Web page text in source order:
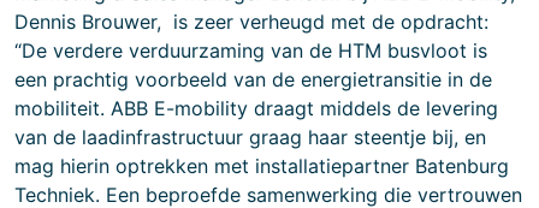
Dennis Brouwer, is zeer verheugd met de opdracht:
“De verdere verduurzaming van de HTM busvloot is
een prachtig voorbeeld van de energietransitie in de
mobiliteit. ABB E-mobility draagt middels de levering
van de laadinfrastructuur graag haar steentje bij, en
mag hierin optrekken met installatiepartner Batenburg
Techniek. Een beproefde samenwerking die vertrouwen